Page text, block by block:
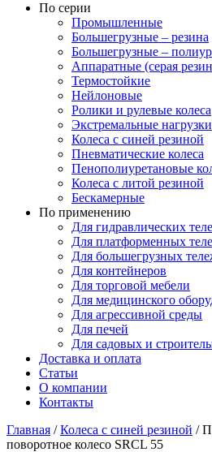
По серии
Промышленные
Большегрузные – резина
Большегрузные –
Аппаратные (серая
Термостойкие
Нейлоновые
Ролики и рулевые колеса
Экстремальные нагрузки
Колеса с синей резиной
Пневматические колеса
Пенополиуретановые
Колеса с литой резиной
Бескамерные
По применению
Для гидравлических
Для платформенных
Для большегрузных
Для контейнеров
Для торговой мебели
Для медицинского
Для агрессивной среды
Для печей
Для садовых и
Доставка и оплата
Статьи
О компании
Контакты
Главная /Колеса с синей резиной /
поворотное колесо SRCL 55